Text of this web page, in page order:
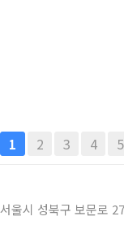
1 2 3 4 5
서울시 성북구 보문로